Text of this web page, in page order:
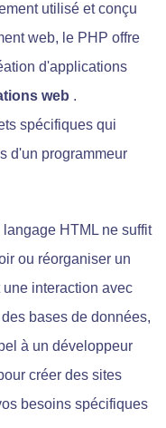
utilisé et conçu
web, le PHP offre
d'applications
web .
spécifiques qui
d'un programmeur
langage HTML ne suffit
ou réorganiser un
interaction avec
bases de données,
à un développeur
créer des sites
besoins spécifiques